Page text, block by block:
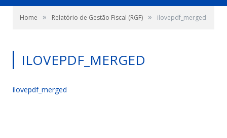
Home » Relatório de Gestão Fiscal (RGF) » ilovepdf_merged
ILOVEPDF_MERGED
ilovepdf_merged